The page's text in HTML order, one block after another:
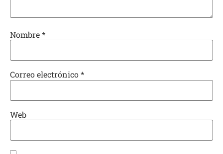
Nombre*
Correo electrónico*
Web